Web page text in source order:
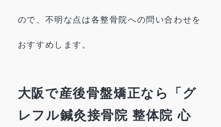
ので、不明な点は各整骨院への問い合わせを
おすすめします。
大阪で産後骨盤矯正なら「グ
レフル鍼灸接骨院 整体院 心